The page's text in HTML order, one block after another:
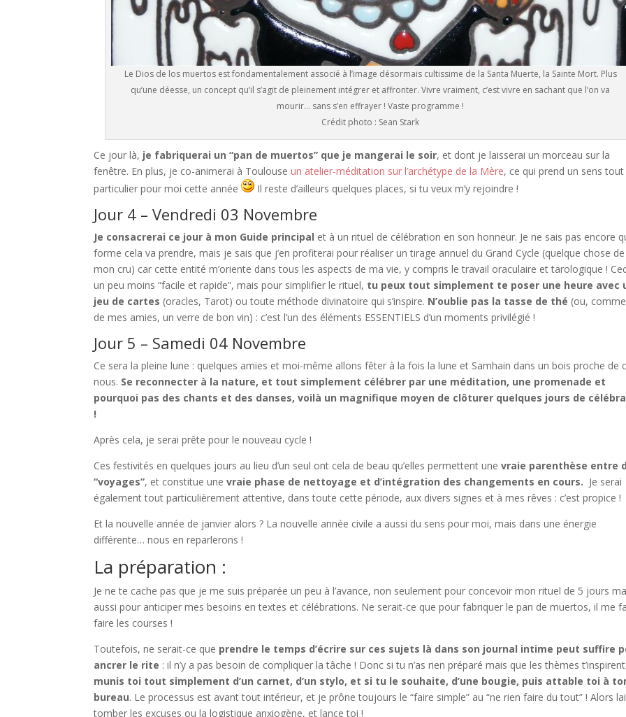
Le Dios de los muertos est fondamentalement associé à l’image désormais cultissime de la Santa Muerte, la Sainte Mort. Plus
qu’une déesse, un concept qu’il s’agit de pleinement intégrer et affronter. Vivre vraiment, c’est vivre en sachant que l’on va
mourir… sans s’en effrayer ! Vaste programme !
Crédit photo : Sean Stark
Ce jour là, je fabriquerai un “pan de muertos” que je mangerai le soir, et dont je laisserai un morceau sur la
fenêtre. En plus, je co-animerai à Toulouseun atelier-méditation sur l’archétype de la Mère, ce qui prend un sens tout
particulier pour moi cette année
Il reste d’ailleurs quelques places, si tu veux m’y rejoindre !
Jour 4 – Vendredi 03 Novembre
Je consacrerai ce jour à mon Guide principal et à un rituel de célébration en son honneur. Je ne sais pas encore
forme cela va prendre, mais je sais que j’en profiterai pour réaliser un tirage annuel du Grand Cycle (quelque chose de
mon cru) car cette entité m’oriente dans tous les aspects de ma vie, y compris le travail oraculaire et tarologique !
un peu moins “facile et rapide”, mais pour simplifier le rituel, tu peux tout simplement te poser une heure avec
jeu de cartes (oracles, Tarot) ou toute méthode divinatoire qui s’inspire. N’oublie pas la tasse de thé (ou,
de mes amies, un verre de bon vin) : c’est l’un des éléments ESSENTIELS d’un moments privilégié !
Jour 5 – Samedi 04 Novembre
Ce sera la pleine lune : quelques amies et moi-même allons fêter à la fois la lune et Samhain dans un bois proche de
nous. Se reconnecter à la nature, et tout simplement célébrer par une méditation, une promenade et
pourquoi pas des chants et des danses, voilà un magnifique moyen de clôturer quelques jours de
!
Après cela, je serai prête pour le nouveau cycle !
Ces festivités en quelques jours au lieu d’un seul ont cela de beau qu’elles permettent une vraie parenthèse entre
“voyages”, et constitue unevraie phase de nettoyage et d’intégration des changements en cours. Je serai
également tout particulièrement attentive, dans toute cette période, aux divers signes et à mes rêves : c’est propice !
Et la nouvelle année de janvier alors ? La nouvelle année civile a aussi du sens pour moi, mais dans une énergie
différente… nous en reparlerons !
La préparation :
Je ne te cache pas que je me suis préparée un peu à l’avance, non seulement pour concevoir mon rituel de 5 jours
aussi pour anticiper mes besoins en textes et célébrations. Ne serait-ce que pour fabriquer le pan de muertos, il me
faire les courses !
Toutefois, ne serait-ce que prendre le temps d’écrire sur ces sujets là dans son journal intime peut suffire
ancrer le rite : il n’y a pas besoin de compliquer la tâche ! Donc si tu n’as rien préparé mais que les thèmes
munis toi tout simplement d’un carnet, d’un stylo, et si tu le souhaite, d’une bougie, puis attable toi à
bureau. Le processus est avant tout intérieur, et je prône toujours le “faire simple” au “ne rien faire du tout” ! Alors
tomber les excuses ou la logistique anxiogène, et lance toi !